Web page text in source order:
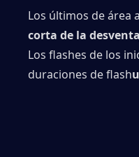
Los últimos de área
corta de la
Los flashes de los
duraciones de flash